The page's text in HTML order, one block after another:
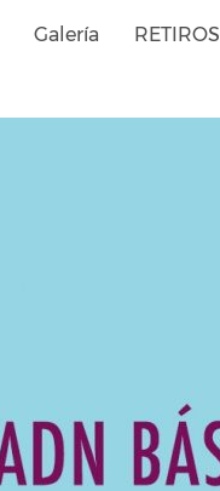
Galería RETIROS